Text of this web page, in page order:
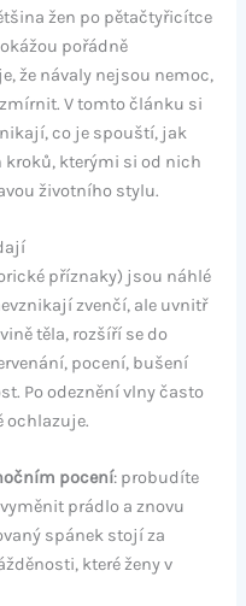
žen po pětačtyřicítce
pořádně
že návaly nejsou nemoc,
V tomto článku si
co je spouští, jak
kterými si od nich
životního stylu.
příznaky) jsou náhlé
zvenčí, ale uvnitř
těla, rozšíří se do
pocení, bušení
Po odeznění vlny často
ochlazuje.
pocení: probudíte
prádlo a znovu
spánek stojí za
které ženy v